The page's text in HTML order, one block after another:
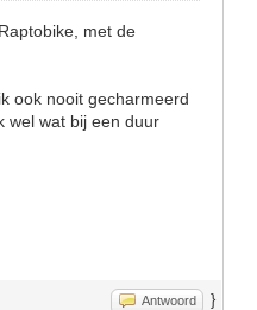
met de
ook nooit gecharmeerd
wel wat bij een duur
Antwoord }